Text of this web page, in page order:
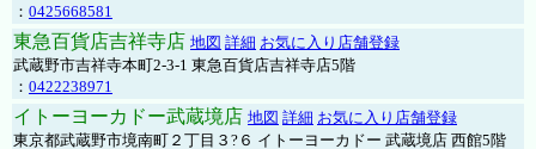
： 0425668581
東急百貨店吉祥寺店 地図 詳細 お気に入り店舗登録
武蔵野市吉祥寺本町2-3-1 東急百貨店吉祥寺店5階
： 0422238971
イトーヨーカドー武蔵境店 地図 詳細 お気に入り店舗登録
東京都武蔵野市境南町２丁目３?６ イトーヨーカドー 武蔵境店 西館5階